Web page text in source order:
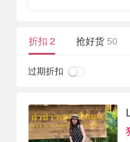
折扣 2 抢好货50
过期折扣